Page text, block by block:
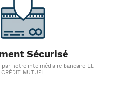
Sécurisé
par notre intermédiaire bancaire LE
CRÉDIT MUTUEL